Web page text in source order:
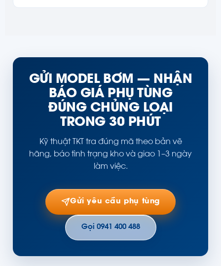
GỬI MODEL BƠM — NHẬN
BÁO GIÁ PHỤ TÙNG
ĐÚNG CHỦNG LOẠI
TRONG 30 PHÚT
Kỹ thuật TKT tra đúng mã theo bản vẽ
hãng, báo tình trạng kho và giao 1–3 ngày
làm việc.
Gửi yêu cầu phụ tùng
Gọi 0941 400 488